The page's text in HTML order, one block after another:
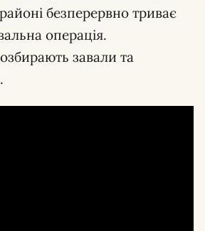
безперервно триває
операція.
завали та